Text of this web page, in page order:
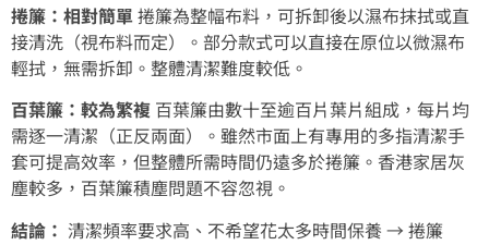
捲簾：相對簡單捲簾為整幅布料，可拆卸後以濕布抹拭或直
接清洗（視布料而定）。部分款式可以直接在原位以微濕布
輕拭，無需拆卸。整體清潔難度較低。
百葉簾：較為繁複 百葉簾由數十至逾百片葉片組成，每片均
需逐一清潔（正反兩面）。雖然市面上有專用的多指清潔手
套可提高效率，但整體所需時間仍遠多於捲簾。香港家居灰
塵較多，百葉簾積塵問題不容忽視。
結論： 清潔頻率要求高、不希望花太多時間保養 → 捲簾